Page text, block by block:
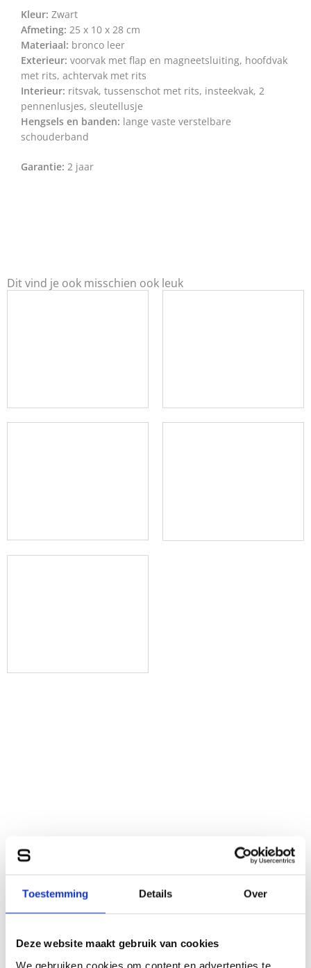
Toestemming Details Over
Deze website maakt gebruik van cookies
We gebruiken cookies om content en advertenties te
Kleur: Zwart
Afmeting: 25 x 10 x 28 cm
Materiaal: bronco leer
Exterieur: voorvak met flap en magneetsluiting, hoofdvak
met rits, achtervak met rits
Interieur: ritsvak, tussenschot met rits, insteekvak, 2
pennenlusjes, sleutellusje
Hengsels en banden: lange vaste verstelbare
schouderband
Garantie: 2 jaar
Dit vind je ook misschien ook leuk